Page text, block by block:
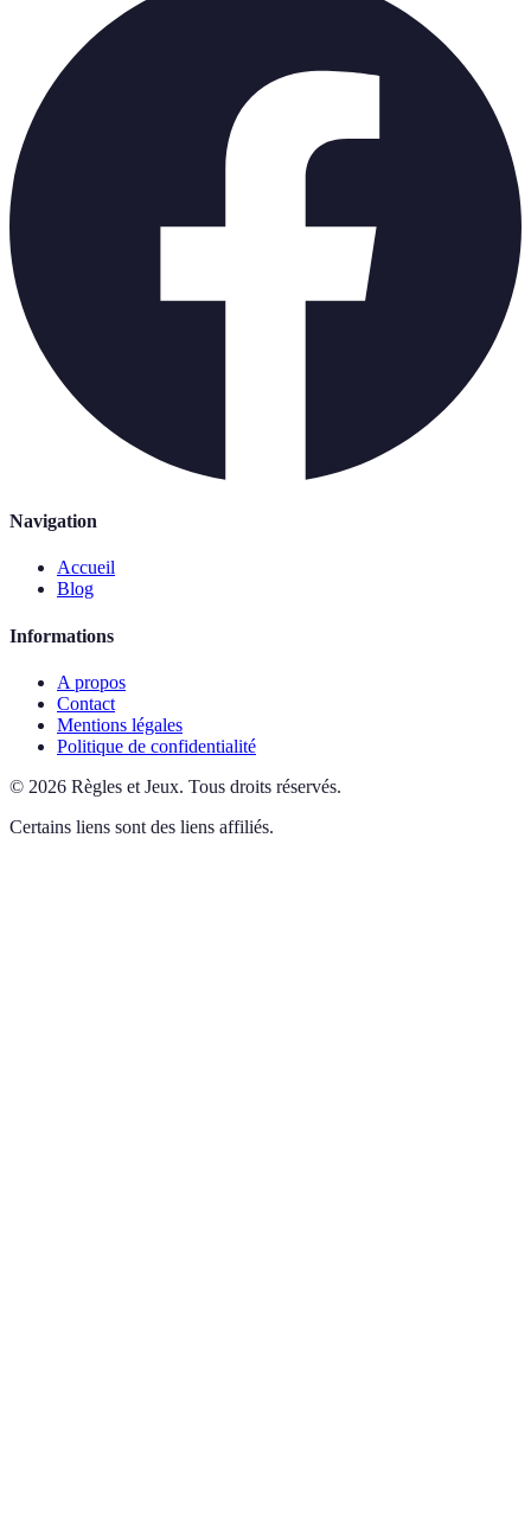
Navigation
Accueil
Blog
Informations
A propos
Contact
Mentions légales
Politique de confidentialité
© 2026 Règles et Jeux. Tous droits réservés.
Certains liens sont des liens affiliés.